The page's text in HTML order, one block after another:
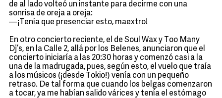
de al lado volteó un instante para decirme con una
sonrisa de oreja a oreja:
—¡Tenía que presenciar esto, maextro!
En otro concierto reciente, el de Soul Wax y Too Many
Dj’s, en la Calle 2, allá por los Belenes, anunciaron que el
concierto iniciaría a las 20:30 horas y comenzó casi a la
una de la madrugada, pues, según esto, el vuelo que traía
a los músicos (¡desde Tokio!) venía con un pequeño
retraso. De tal forma que cuando los belgas comenzaron
a tocar, ya me habían salido várices y tenía el estómago